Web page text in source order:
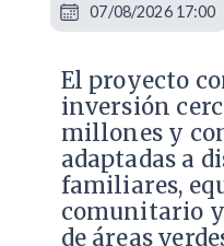
El proyecto
inversión
millones y
adaptadas a
familiares,
comunitario y
de áreas
07/08/2026 17:00